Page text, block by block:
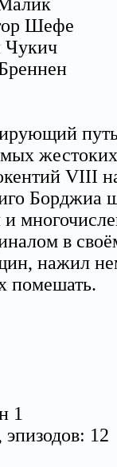
Шефе
Чукич
путь
VIII
Борджиа
в
нажил
помешать.
1
эпизодов: 12